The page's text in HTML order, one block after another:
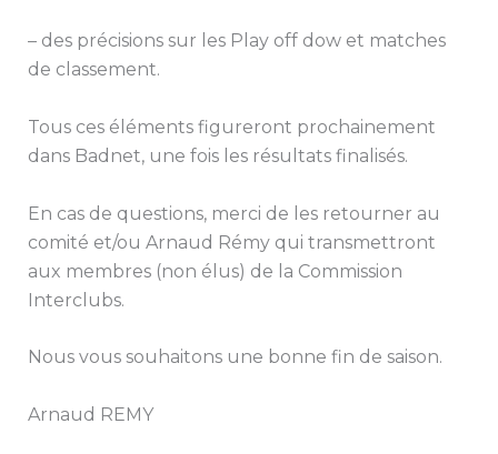
– des précisions sur les Play off dow et matches
de classement.
Tous ces éléments figureront prochainement
dans Badnet, une fois les résultats finalisés.
En cas de questions, merci de les retourner au
comité et/ou Arnaud Rémy qui transmettront
aux membres (non élus) de la Commission
Interclubs.
Nous vous souhaitons une bonne fin de saison.
Arnaud REMY